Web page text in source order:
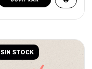
SIN STOCK